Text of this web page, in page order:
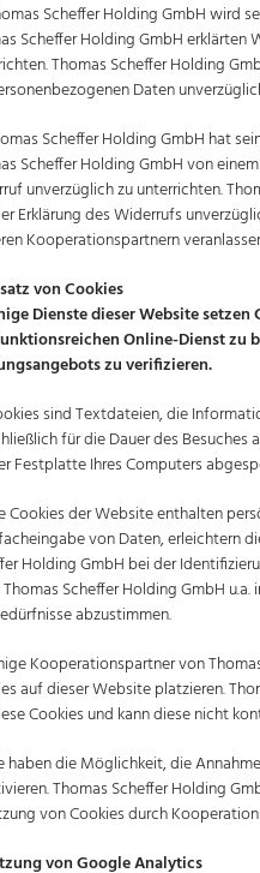
Scheffer Holding GmbH wird
Scheffer Holding GmbH
Thomas Scheffer Holding
Daten
Scheffer Holding GmbH hat
Scheffer Holding GmbH von
unverzüglich zu unterrichten.
Erklärung des Widerrufs
Kooperationspartnern
von Cookies
Dienste dieser Website
Online-Dienst zu
zu verifizieren.
sind Textdateien, die
für die Dauer des
Festplatte Ihres Computers
Cookies der Website enthalten
von Daten, erleichtern
Holding GmbH bei der
Scheffer Holding GmbH
abzustimmen.
Kooperationspartner von
auf dieser Website platzieren.
Cookies und kann diese nicht
haben die Möglichkeit, die
Thomas Scheffer Holding
von Cookies durch
von Google Analytics